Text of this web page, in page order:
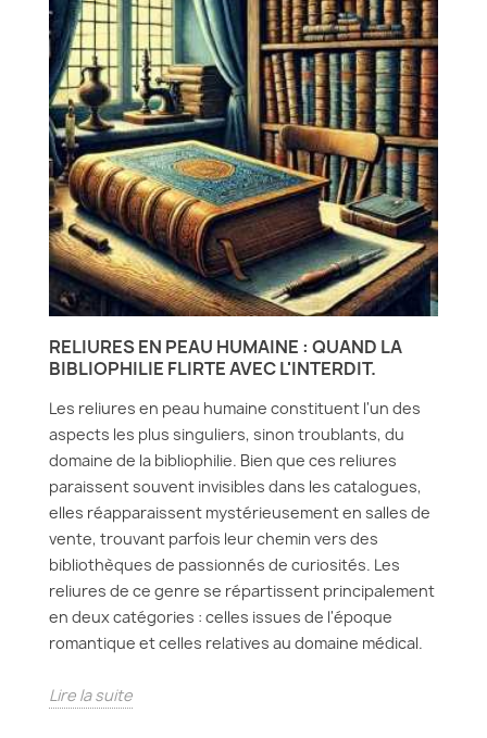
RELIURES EN PEAU HUMAINE : QUAND LA
BIBLIOPHILIE FLIRTE AVEC L'INTERDIT.
Les reliures en peau humaine constituent l'un des
aspects les plus singuliers, sinon troublants, du
domaine de la bibliophilie. Bien que ces reliures
paraissent souvent invisibles dans les catalogues,
elles réapparaissent mystérieusement en salles de
vente, trouvant parfois leur chemin vers des
bibliothèques de passionnés de curiosités. Les
reliures de ce genre se répartissent principalement
en deux catégories : celles issues de l'époque
romantique et celles relatives au domaine médical.
Lire la suite